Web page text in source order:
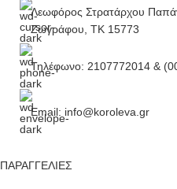
Λεωφόρος Στρατάρχου
Ζωγράφου, ΤΚ 15773
Τηλέφωνο: 2107772014 &
Email: info@koroleva.gr
ΠΑΡΑΓΓΕΛΊΕΣ